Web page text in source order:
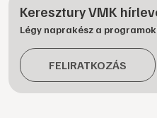
Keresztury VMK
Légy naprakész a
FELIRATKOZÁS